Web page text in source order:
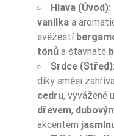
Hlava (Úvod):
vanilka a
svěžestí
tónů a šťavnaté
Srdce (Střed):
díky směsi
cedru, vyvážené
dřevem,
akcentem